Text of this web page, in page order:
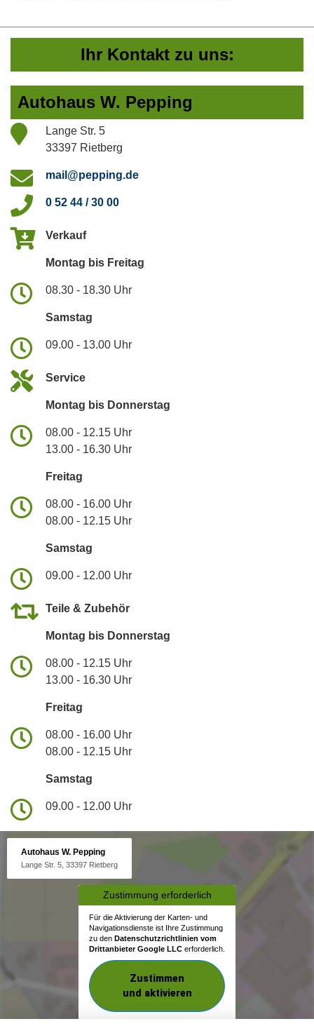
Ihr Kontakt zu uns:
Autohaus W. Pepping
Lange Str. 5
33397 Rietberg
mail@pepping.de
0 52 44 / 30 00
Verkauf
Montag bis Freitag
08.30 - 18.30 Uhr
Samstag
09.00 - 13.00 Uhr
Service
Montag bis Donnerstag
08.00 - 12.15 Uhr
13.00 - 16.30 Uhr
Freitag
08.00 - 16.00 Uhr
08.00 - 12.15 Uhr
Samstag
09.00 - 12.00 Uhr
Teile & Zubehör
Montag bis Donnerstag
08.00 - 12.15 Uhr
13.00 - 16.30 Uhr
Freitag
08.00 - 16.00 Uhr
08.00 - 12.15 Uhr
Samstag
09.00 - 12.00 Uhr
Autohaus W. Pepping
Lange Str. 5, 33397 Rietberg
Zustimmung erforderlich
Für die Aktivierung der Karten- und
Navigationsdienste ist Ihre Zustimmung
zu den Datenschutzrichtlinien vom
Drittanbieter Google LLC erforderlich.
Zustimmen
und aktivieren